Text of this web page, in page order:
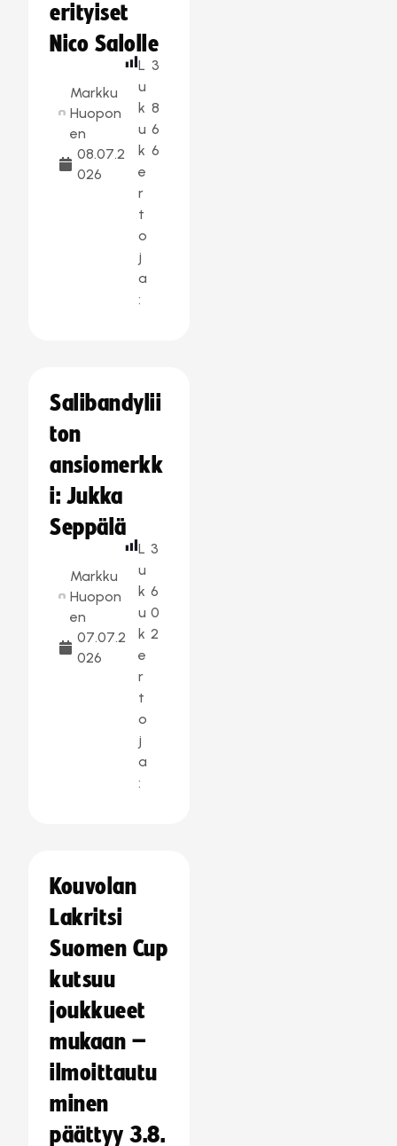
erityiset
Nico Salolle
Markku
Huopon
en
08.07.2
026
L
u
k
u
k
e
r
t
o
j
a
:
3
8
6
6
Salibandylii
ton
ansiomerkk
i: Jukka
Seppälä
Markku
Huopon
en
07.07.2
026
L
u
k
u
k
e
r
t
o
j
a
:
3
6
0
2
Kouvolan
Lakritsi
Suomen Cup
kutsuu
joukkueet
mukaan –
ilmoittautu
minen
päättyy 3.8.